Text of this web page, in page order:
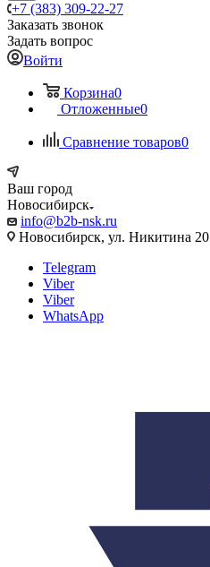
+7 (383) 309-22-27
Заказать звонок
Задать вопрос
Войти
Корзина0
Отложенные0
Сравнение товаров0
Ваш город
Новосибирск
info@b2b-nsk.ru
Новосибирск, ул. Никитина 20
Telegram
Viber
Viber
WhatsApp